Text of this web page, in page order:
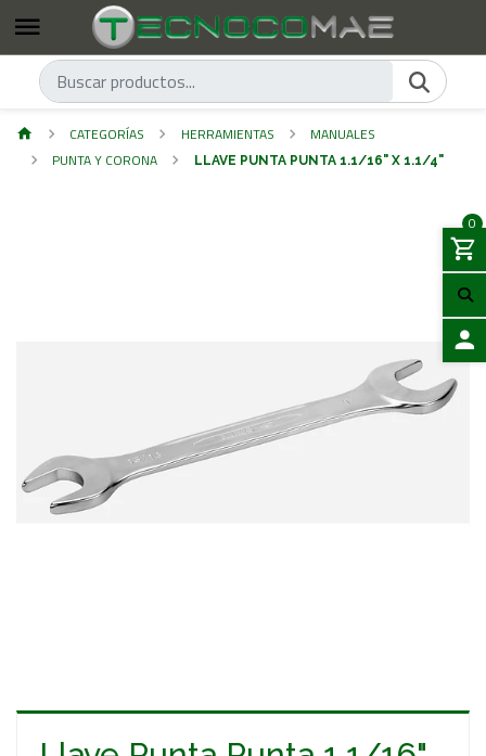
0
CATEGORÍAS HERRAMIENTAS
MANUALES
PUNTA Y CORONA
LLAVE PUNTA PUNTA 1.1/16" X 1.1/4"